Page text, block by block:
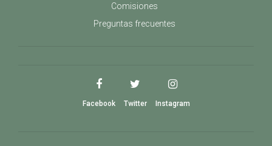
Comisiones
Preguntas frecuentes
Facebook Twitter Instagram